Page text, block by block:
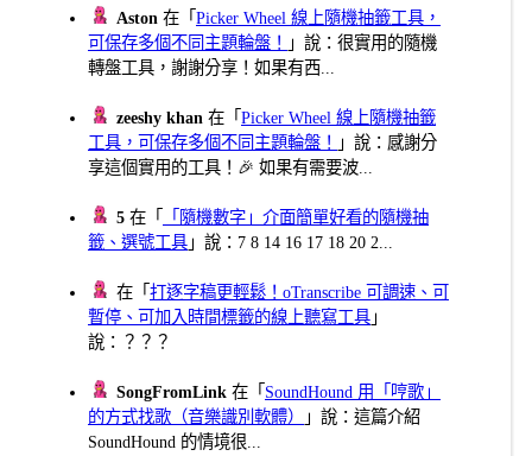
Aston 在「Picker Wheel 線上隨機抽籤工具，
可保存多個不同主題輪盤！
」說：很實用的隨機
轉盤工具，謝謝分享！如果有西...
zeeshy khan 在「Picker Wheel 線上隨機抽籤
工具，可保存多個不同主題輪盤！
」說：感謝分
享這個實用的工具！🎉 如果有需要波...
5 在「
「隨機數字」介面簡單好看的隨機抽
籤、選號工具 」說：7 8 14 16 17 18 20 2...
在「打逐字稿更輕鬆！oTranscribe 可調速、可
暫停、可加入時間標籤的線上聽寫工具 」
說：？？？
SongFromLink 在「 SoundHound 用「哼歌」
的方式找歌（音樂識別軟體）
」說：這篇介紹
SoundHound 的情境很...